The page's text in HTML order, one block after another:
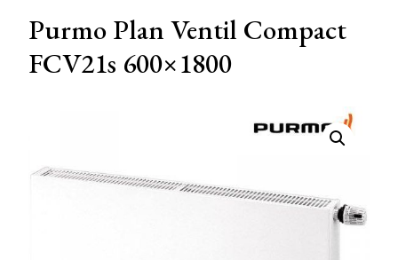
Purmo Plan Ventil Compact
FCV21s 600×1800